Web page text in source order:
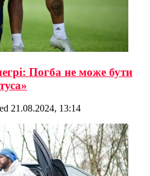
Погба не може бути
21.08.2024, 13:14